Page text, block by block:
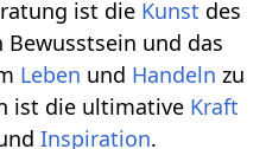
ist die Kunst des
Bewusstsein und das
Leben und Handeln zu
ist die ultimative Kraft
Inspiration.